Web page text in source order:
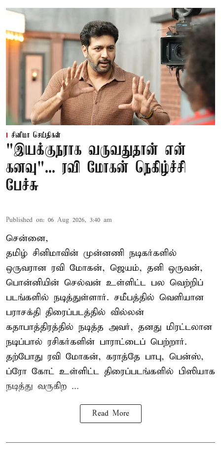
சினிமா செய்திகள்
"இயக்குநராக வருவதுதான் என்
கனவு"... ரவி மோகன் நெகிழ்ச்சி
பேச்சு
Published on: 06 Aug 2026, 3:40 am
சென்னை,
தமிழ் சினிமாவின் முன்னணி நடிகர்களில்
ஒருவரான ரவி மோகன், ஜெயம், தனி ஒருவன்,
பொன்னியின் செல்வன் உள்ளிட்ட பல வெற்றிப்
படங்களில் நடித்துள்ளார். சமீபத்தில் வெளியான
பராசக்தி திரைப்படத்தில் வில்லன்
கதாபாத்திரத்தில் நடித்த அவர், தனது மிரட்டலான
நடிப்பால் ரசிகர்களின் பாராட்டைப் பெற்றார்.
தற்போது ரவி மோகன், கராத்தே பாபு, பென்ஸ்,
ப்ரோ கோட் உள்ளிட்ட திரைப்படங்களில் பிஸியாக
நடித்து வருகிற ...
Read More